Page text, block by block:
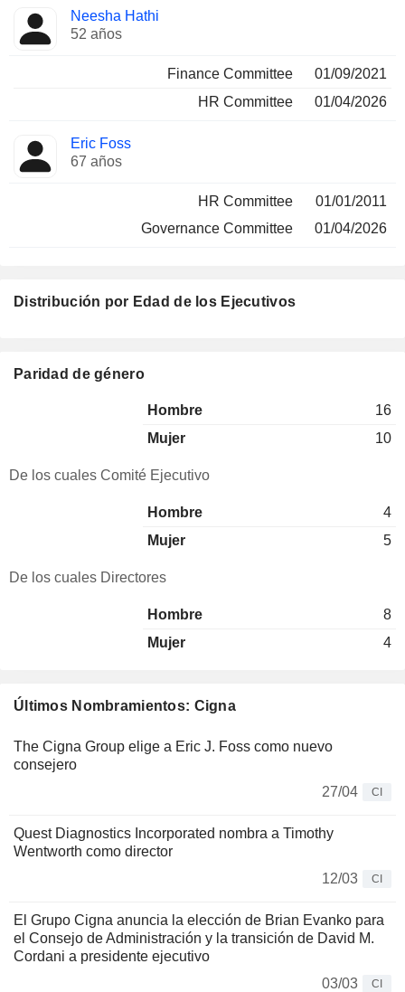
Neesha Hathi
52 años
Finance Committee
01/09/2021
HR Committee
01/04/2026
Eric Foss
67 años
HR Committee
01/01/2011
Governance Committee
01/04/2026
Últimos Nombramientos: Cigna
The Cigna Group elige a Eric J. Foss como nuevo
consejero
27/04
CI
Quest Diagnostics Incorporated nombra a Timothy
Wentworth como director
12/03
CI
El Grupo Cigna anuncia la elección de Brian Evanko para
el Consejo de Administración y la transición de David M.
Cordani a presidente ejecutivo
03/03
CI
Distribución por Edad de los Ejecutivos
Paridad de género
Hombre
16
Mujer
10
De los cuales Comité Ejecutivo
Hombre
4
Mujer
5
De los cuales Directores
Hombre
8
Mujer
4